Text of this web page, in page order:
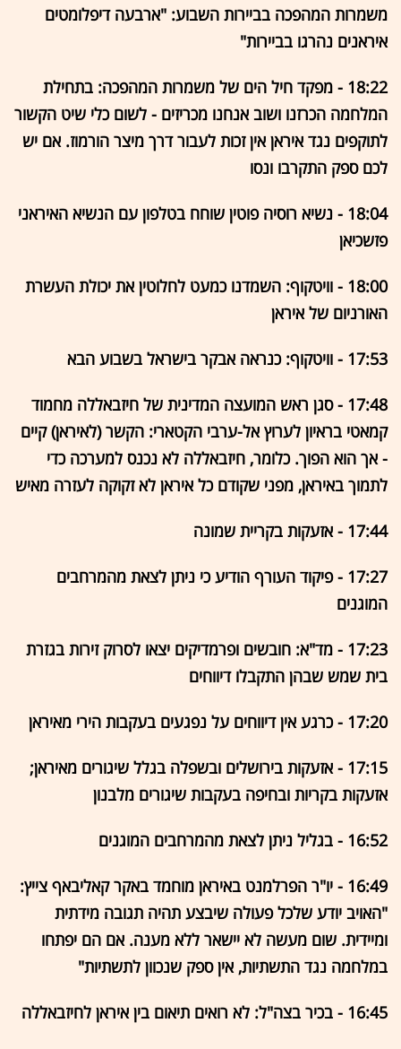
משמרות המהפכה בביירות השבוע: "ארבעה דיפלומטים
איראנים נהרגו בביירות"
18:22 - מפקד חיל הים של משמרות המהפכה: בתחילת
המלחמה הכרזנו ושוב אנחנו מכריזים - לשום כלי שיט הקשור
לתוקפים נגד איראן אין זכות לעבור דרך מיצר הורמוז. אם יש
לכם ספק התקרבו ונסו
18:04 - נשיא רוסיה פוטין שוחח בטלפון עם הנשיא האיראני
פזשכיאן
18:00 - וויטקוף: השמדנו כמעט לחלוטין את יכולת העשרת
האורניום של איראן
17:53 - וויטקוף: כנראה אבקר בישראל בשבוע הבא
17:48 - סגן ראש המועצה המדינית של חיזבאללה מחמוד
קמאטי בראיון לערוץ אל-ערבי הקטארי: הקשר (לאיראן) קיים
- אך הוא הפוך. כלומר, חיזבאללה לא נכנס למערכה כדי
לתמוך באיראן, מפני שקודם כל איראן לא זקוקה לעזרה מאיש
17:44 - אזעקות בקריית שמונה
17:27 - פיקוד העורף הודיע כי ניתן לצאת מהמרחבים
המוגנים
17:23 - מד"א: חובשים ופרמדיקים יצאו לסרוק זירות בגזרת
בית שמש שבהן התקבלו דיווחים
17:20 - כרגע אין דיווחים על נפגעים בעקבות הירי מאיראן
17:15 - אזעקות בירושלים ובשפלה בגלל שיגורים מאיראן;
אזעקות בקריות ובחיפה בעקבות שיגורים מלבנון
16:52 - בגליל ניתן לצאת מהמרחבים המוגנים
16:49 - יו"ר הפרלמנט באיראן מוחמד באקר קאליבאף צייץ:
"האויב יודע שלכל פעולה שיבצע תהיה תגובה מידתית
ומיידית. שום מעשה לא יישאר ללא מענה. אם הם יפתחו
במלחמה נגד התשתיות, אין ספק שנכוון לתשתיות"
16:45 - בכיר בצה"ל: לא רואים תיאום בין איראן לחיזבאללה